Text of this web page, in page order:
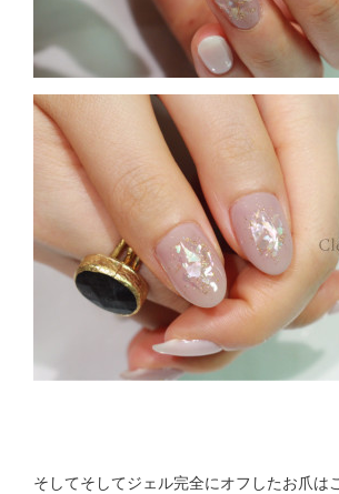
そしてそしてジェル完全にオフしたお爪は